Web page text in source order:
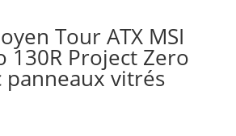
Tour ATX MSI
130R Project Zero
panneaux vitrés